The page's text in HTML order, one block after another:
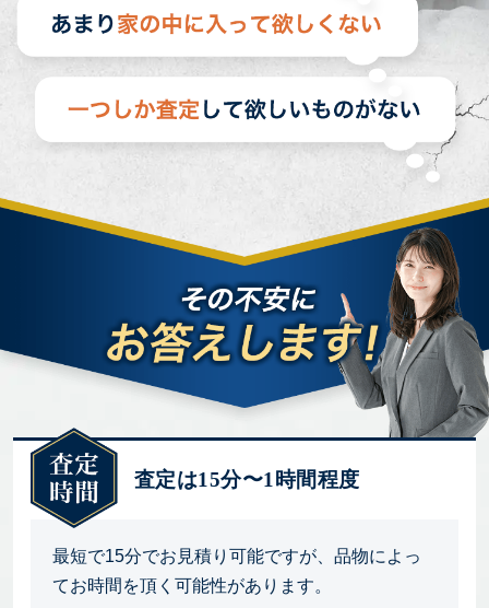
査定は15分〜1時間程度
最短で15分でお見積り可能ですが、品物によっ
てお時間を頂く可能性があります。